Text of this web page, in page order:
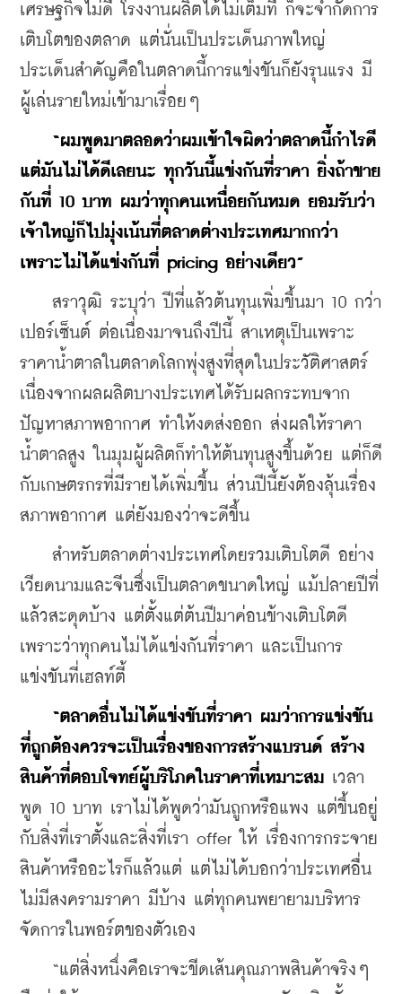
เศรษฐกิจไม่ดี โรงงานผลิตได้ไม่เต็มที่ ก็จะจำกัดการ
เติบโตของตลาด แต่นั่นเป็นประเด็นภาพใหญ่
ประเด็นสำคัญคือในตลาดนี้การแข่งขันก็ยังรุนแรง มี
ผู้เล่นรายใหม่เข้ามาเรื่อยๆ
“ผมพูดมาตลอดว่าผมเข้าใจผิดว่าตลาดนี้กำไรดี
แต่มันไม่ได้ดีเลยนะ ทุกวันนี้แข่งกันที่ราคา ยิ่งถ้าขาย
กันที่ 10 บาท ผมว่าทุกคนเหนื่อยกันหมด ยอมรับว่า
เจ้าใหญ่ก็ไปมุ่งเน้นที่ตลาดต่างประเทศมากกว่า
เพราะไม่ได้แข่งกันที่ pricing อย่างเดียว”
สราวุฒิ ระบุว่า ปีที่แล้วต้นทุนเพิ่มขึ้นมา 10 กว่า
เปอร์เซ็นต์ ต่อเนื่องมาจนถึงปีนี้ สาเหตุเป็นเพราะ
ราคาน้ำตาลในตลาดโลกพุ่งสูงที่สุดในประวัติศาสตร์
เนื่องจากผลผลิตบางประเทศได้รับผลกระทบจาก
ปัญหาสภาพอากาศ ทำให้งดส่งออก ส่งผลให้ราคา
น้ำตาลสูง ในมุมผู้ผลิตก็ทำให้ต้นทุนสูงขึ้นด้วย แต่ก็ดี
กับเกษตรกรที่มีรายได้เพิ่มขึ้น ส่วนปีนี้ยังต้องลุ้นเรื่อง
สภาพอากาศ แต่ยังมองว่าจะดีขึ้น
สำหรับตลาดต่างประเทศโดยรวมเติบโตดี อย่าง
เวียดนามและจีนซึ่งเป็นตลาดขนาดใหญ่ แม้ปลายปีที่
แล้วสะดุดบ้าง แต่ตั้งแต่ต้นปีมาค่อนข้างเติบโตดี
เพราะว่าทุกคนไม่ได้แข่งกันที่ราคา และเป็นการ
แข่งขันที่เฮลท์ตี้
“ตลาดอื่นไม่ได้แข่งขันที่ราคา ผมว่าการแข่งขัน
ที่ถูกต้องควรจะเป็นเรื่องของการสร้างแบรนด์ สร้าง
สินค้าที่ตอบโจทย์ผู้บริโภคในราคาที่เหมาะสม เวลา
พูด 10 บาท เราไม่ได้พูดว่ามันถูกหรือแพง แต่ขึ้นอยู่
กับสิ่งที่เราตั้งและสิ่งที่เรา offer ให้ เรื่องการกระจาย
สินค้าหรืออะไรก็แล้วแต่ แต่ไม่ได้บอกว่าประเทศอื่น
ไม่มีสงครามราคา มีบ้าง แต่ทุกคนพยายามบริหาร
จัดการในพอร์ตของตัวเอง
“แต่สิ่งหนึ่งคือเราจะขีดเส้นคุณภาพสินค้าจริงๆ